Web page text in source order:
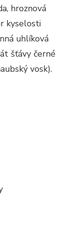
hroznová
kyselosti
uhlíková
šťávy černé
vosk).